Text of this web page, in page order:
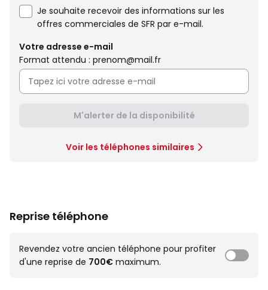
Je souhaite recevoir des informations sur les
offres commerciales de SFR par e-mail.
Votre adresse e-mail
Format attendu : prenom@mail.fr
M'alerter de la disponibilité
Voir les téléphones similaires
Reprise téléphone
Revendez votre ancien téléphone pour profiter
d'une reprise de 700€ maximum.